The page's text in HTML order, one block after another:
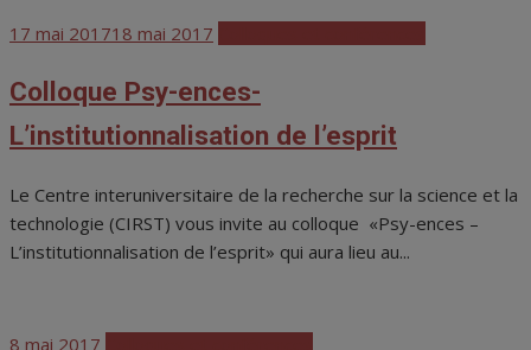
Posted
17 mai 201718 mai 2017
Colloque Psy-ences-
L’institutionnalisation de l’esprit
Le Centre interuniversitaire de la recherche sur la science et la
technologie (CIRST) vous invite au colloque «Psy-ences –
L’institutionnalisation de l’esprit» qui aura lieu au...
Posted
8 mai 2017